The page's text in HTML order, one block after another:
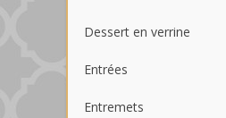
Dessert en verrine
Entrées
Entremets